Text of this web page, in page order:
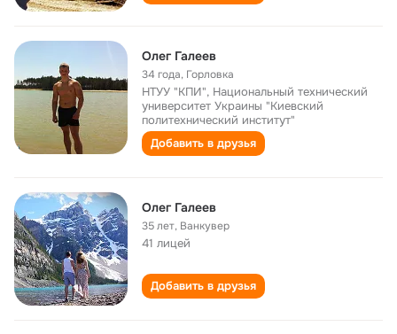
Олег Галеев
34 года, Горловка
НТУУ "КПИ", Национальный технический
университет Украины "Киевский
политехнический институт"
Добавить в друзья
Олег Галеев
35 лет, Ванкувер
41 лицей
Добавить в друзья